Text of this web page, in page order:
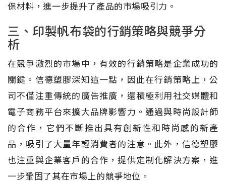
保材料，進一步提升了產品的市場吸引力。
三、印製帆布袋的行銷策略與競爭分
析
在競爭激烈的市場中，有效的行銷策略是企業成功的
關鍵。信德塑膠深知這一點，因此在行銷策略上，公
司不僅注重傳統的廣告推廣，還積極利用社交媒體和
電子商務平台來擴大品牌影響力。通過與時尚設計師
的合作，它們不斷推出具有創新性和時尚感的新產
品，吸引了大量年輕消費者的注意。此外，信德塑膠
也注重與企業客戶的合作，提供定制化解決方案，進
一步鞏固了其在市場上的競爭地位。